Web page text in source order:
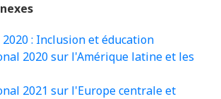
2020 : Inclusion et éducation
2020 sur l'Amérique latine et les
2021 sur l'Europe centrale et